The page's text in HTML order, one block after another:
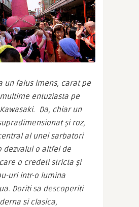
un falus imens, carat pe
entuziasta pe
Da, chiar un
şi roz,
al unei sarbatori
dezvalui o altfel de
o credeti stricta şi
uri intr-o lumina
Doriti sa descoperiti
si clasica,